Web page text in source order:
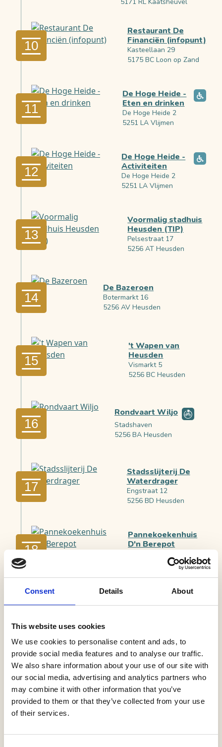
Consent Details About
This website uses cookies
We use cookies to personalise content and ads, to
provide social media features and to analyse our traffic.
We also share information about your use of our site with
our social media, advertising and analytics partners who
may combine it with other information that you’ve
provided to them or that they’ve collected from your use
of their services.
10
Restaurant De
Financiën (infopunt)
Kasteellaan 29
5175 BC Loon op Zand
11
De Hoge Heide -
Eten en drinken
De Hoge Heide 2
5251 LA Vlijmen
12
De Hoge Heide -
Activiteiten
De Hoge Heide 2
5251 LA Vlijmen
13
Voormalig stadhuis
Heusden (TIP)
Pelsestraat 17
5256 AT Heusden
14
De Bazeroen
Botermarkt 16
5256 AV Heusden
15
't Wapen van
Heusden
Vismarkt 5
5256 BC Heusden
16
Rondvaart Wiljo
Stadshaven
5256 BA Heusden
17
Stadsslijterij De
Waterdrager
Engstraat 12
5256 BD Heusden
18
Pannekoekenhuis
D'n Berepot
5253 AJ Nieuwkuijk
Berg & Braam
snoep- en
20
Gouverneurshuis
Putterstraat 14
5256 AN Heusden
21